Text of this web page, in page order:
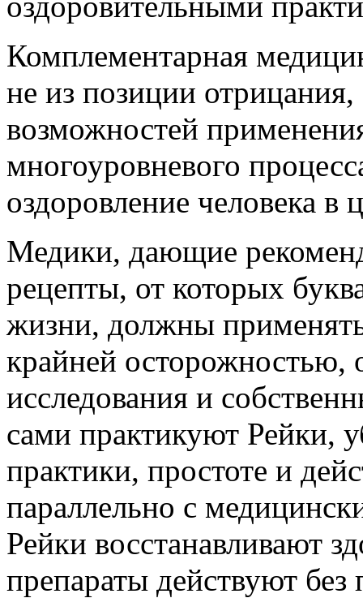
Комплементарная
не из позиции отрицания,
возможностей
многоуровневого
оздоровление человека в
Медики, дающие
рецепты, от которых
жизни, должны применять
крайней осторожностью,
исследования и
сами практикуют Рейки,
практики, простоте и
параллельно с
Рейки восстанавливают
препараты действуют